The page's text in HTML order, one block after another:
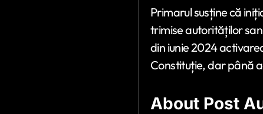
Primarul susține că
trimise autorităților
din iunie 2024
Constituție, dar până
About Post